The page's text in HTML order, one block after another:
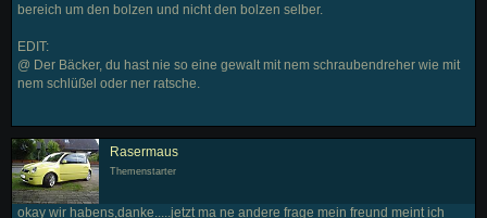
bereich um den bolzen und nicht den bolzen selber.
EDIT:
@ Der Bäcker, du hast nie so eine gewalt mit nem schraubendreher wie mit
nem schlüßel oder ner ratsche.
Rasermaus
Themenstarter
okay wir habens,danke.....jetzt ma ne andere frage mein freund meint ich